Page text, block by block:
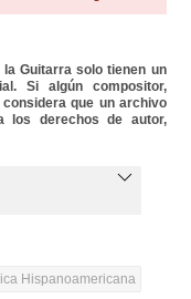
Guitarra solo tienen un
Si algún compositor,
que un archivo
los derechos de autor,
Hispanoamericana